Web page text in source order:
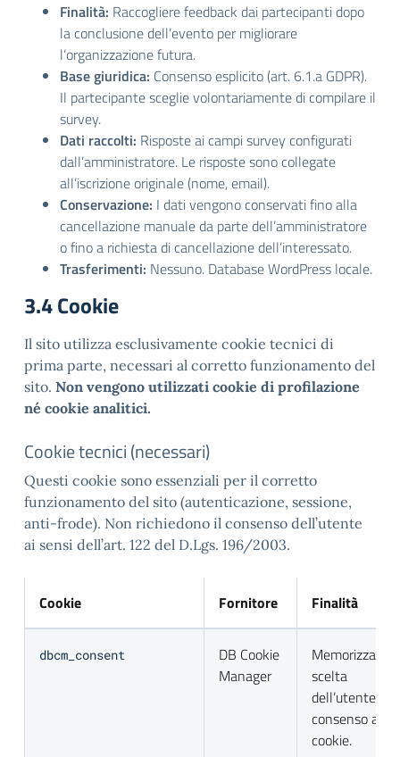
Finalità: Raccogliere feedback dai partecipanti dopo
la conclusione dell’evento per migliorare
l’organizzazione futura.
Base giuridica: Consenso esplicito (art. 6.1.a GDPR).
Il partecipante sceglie volontariamente di compilare il
survey.
Dati raccolti: Risposte ai campi survey configurati
dall’amministratore. Le risposte sono collegate
all’iscrizione originale (nome, email).
Conservazione: I dati vengono conservati fino alla
cancellazione manuale da parte dell’amministratore
o fino a richiesta di cancellazione dell’interessato.
Trasferimenti: Nessuno. Database WordPress locale.
3.4 Cookie
Il sito utilizza esclusivamente cookie tecnici di
prima parte, necessari al corretto funzionamento del
sito. Non vengono utilizzati cookie di profilazione
né cookie analitici.
Cookie tecnici (necessari)
Questi cookie sono essenziali per il corretto
funzionamento del sito (autenticazione, sessione,
anti-frode). Non richiedono il consenso dell’utente
ai sensi dell’art. 122 del D.Lgs. 196/2003.
Cookie Fornitore Finalità
dbcm_consent
DB Cookie
Manager
Memorizza la
scelta
dell’utente sul
consenso ai
cookie.